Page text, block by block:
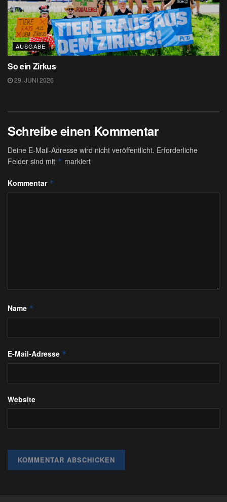
AUSGABE
So ein Zirkus
29. JUNI 2026
Schreibe einen Kommentar
Deine E-Mail-Adresse wird nicht veröffentlicht. Erforderliche
Felder sind mit * markiert
Kommentar *
Name *
E-Mail-Adresse *
Website